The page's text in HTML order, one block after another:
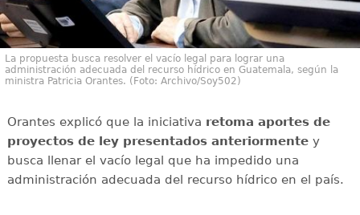
La propuesta busca resolver el vacío legal para lograr una
administración adecuada del recurso hídrico en Guatemala, según la
ministra Patricia Orantes. (Foto: Archivo/Soy502)
Orantes explicó que la iniciativa retoma aportes de
proyectos de ley presentados anteriormentey
busca llenar el vacío legal que ha impedido una
administración adecuada del recurso hídrico en el país.